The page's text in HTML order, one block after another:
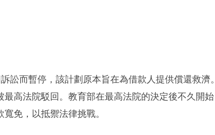
訟而暫停，該計劃原本旨在為借款人提供償還救濟。
高法院駁回。教育部在最高法院的決定後不久開始
免，以抵禦法律挑戰。